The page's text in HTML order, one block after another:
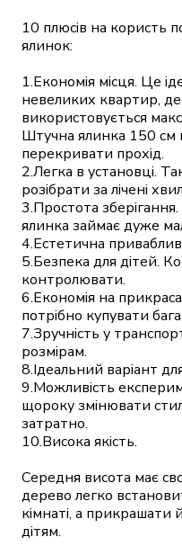
10 плюсів на користь
ялинок:
1.Економія місця. Це
невеликих квартир,
використовується
Штучна ялинка 150 см
перекривати прохід.
2.Легка в установці.
розібрати за лічені
3.Простота
ялинка займає дуже
4.Естетична
5.Безпека для дітей.
контролювати.
6.Економія на
потрібно купувати
7.Зручність у
розмірам.
8.Ідеальний варіант
9.Можливість
щороку змінювати
затратно.
10.Висока якість.
Середня висота має
дерево легко
кімнаті, а прикрашати
дітям.